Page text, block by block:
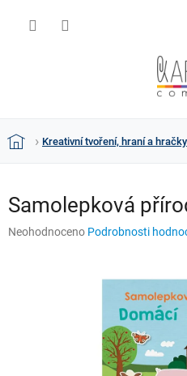
DomůKreativní tvoření, hraní a hračky
Samolepková
Průměrné
Neohodnoceno Podrobnosti